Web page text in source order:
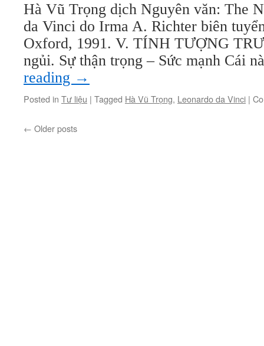
Hà Vũ Trọng dịch Nguyên văn: The
da Vinci do Irma A. Richter biên
Oxford, 1991. V. TÍNH TƯỢNG
ngủi. Sự thận trọng – Sức mạnh Cái
reading →
Posted in Tư liệu | Tagged Hà Vũ Trọng, Leonardo da Vinci |
← Older posts